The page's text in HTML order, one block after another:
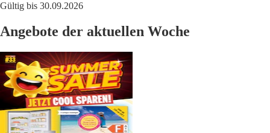
Gültig bis 30.09.2026
Angebote der aktuellen Woche